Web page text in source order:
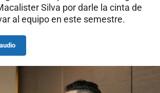
Silva por darle la cinta de
al equipo en este semestre.